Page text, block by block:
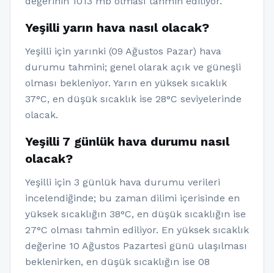
Yeşilli yarın hava nasıl olacak?
Yeşilli için yarınki (09 Ağustos Pazar) hava
durumu tahmini; genel olarak açık ve güneşli
olması bekleniyor. Yarın en yüksek sıcaklık
37°C, en düşük sıcaklık ise 28°C seviyelerinde
olacak.
Yeşilli 7 günlük hava durumu nasıl
olacak?
Yeşilli için 3 günlük hava durumu verileri
incelendiğinde; bu zaman dilimi içerisinde en
yüksek sıcaklığın 38°C, en düşük sıcaklığın ise
27°C olması tahmin ediliyor. En yüksek sıcaklık
değerine 10 Ağustos Pazartesi günü ulaşılması
beklenirken, en düşük sıcaklığın ise 08